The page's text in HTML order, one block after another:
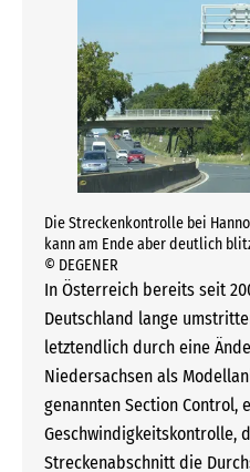
Die Streckenkontrolle bei
kann am Ende aber deutlich
© DEGENER
In Österreich bereits seit
Deutschland lange
letztendlich durch eine
Niedersachsen als
genannten Section Control,
Geschwindigkeitskontrolle,
Streckenabschnitt die